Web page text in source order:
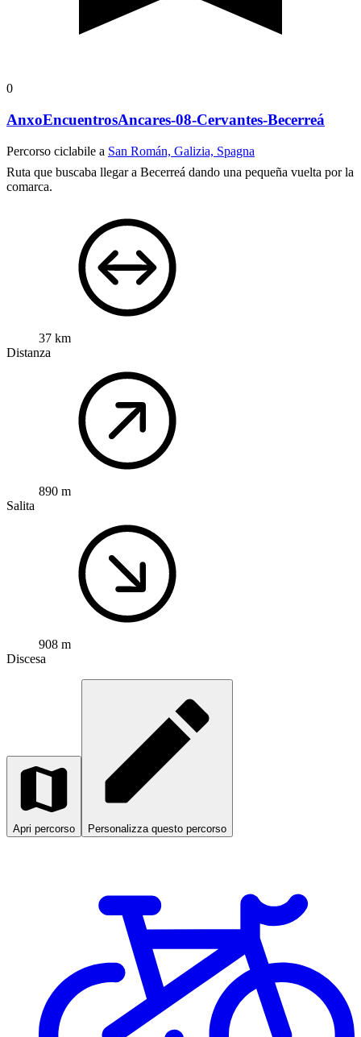
0
AnxoEncuentrosAncares-08-Cervantes-Becerreá
Percorso ciclabile a San Román, Galizia, Spagna
Ruta que buscaba llegar a Becerreá dando una pequeña vuelta por la
comarca.
37 km
Distanza
890 m
Salita
908 m
Discesa
Apri percorso Personalizza questo percorso